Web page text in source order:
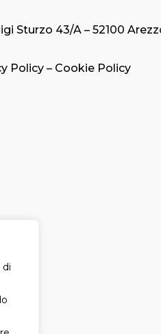
di
Sturzo 43/A – 52100
Policy – Cookie Policy